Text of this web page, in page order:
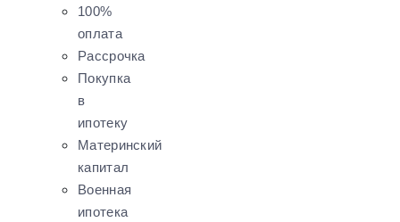
100%
оплата
Рассрочка
Покупка
в
ипотеку
Материнский
капитал
Военная
ипотека